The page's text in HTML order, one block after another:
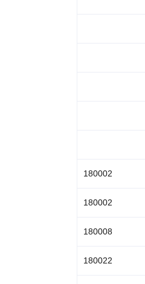
180002
180002
180008
180022